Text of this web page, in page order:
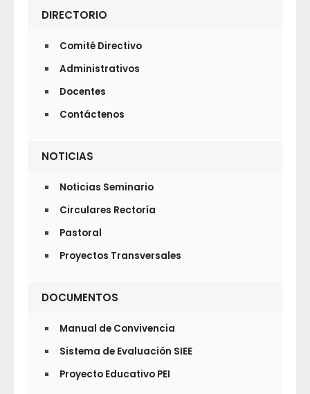
DIRECTORIO
Comité Directivo
Administrativos
Docentes
Contáctenos
NOTICIAS
Noticias Seminario
Circulares Rectoría
Pastoral
Proyectos Transversales
DOCUMENTOS
Manual de Convivencia
Sistema de Evaluación SIEE
Proyecto Educativo PEI